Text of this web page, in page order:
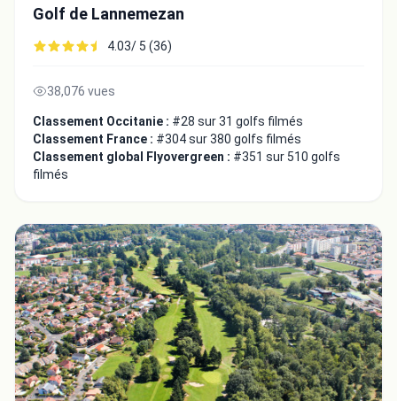
Golf de Lannemezan
4.03/ 5 (36)
38,076 vues
Classement Occitanie : #28 sur 31 golfs filmés
Classement France : #304 sur 380 golfs filmés
Classement global Flyovergreen : #351 sur 510 golfs
filmés